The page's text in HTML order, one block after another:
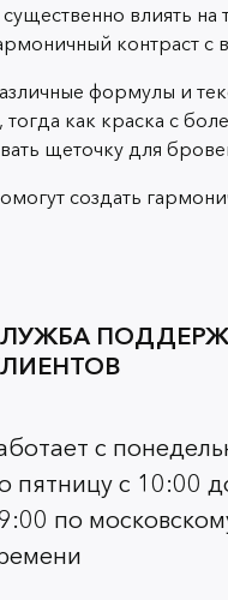
влиять
контраст с
формулы и
тогда как краска с
щеточку для
создать
с
пятницу с 10:00
по